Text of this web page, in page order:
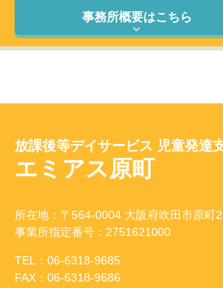
事務所概要はこちら
放課後等デイサービス 児童発達
エミアス原町
所在地：〒564-0004 大阪府吹田市原町
事業所指定番号：2751621000
TEL：06-6318-9685
FAX：06-6318-9686